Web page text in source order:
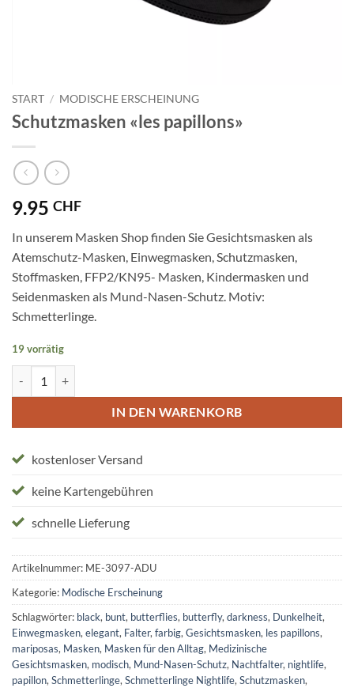
START / MODISCHE ERSCHEINUNG
Schutzmasken «les papillons»
9.95 CHF
In unserem Masken Shop finden Sie Gesichtsmasken als
Atemschutz-Masken, Einwegmasken, Schutzmasken,
Stoffmasken, FFP2/KN95- Masken, Kindermasken und
Seidenmasken als Mund-Nasen-Schutz. Motiv:
Schmetterlinge.
19 vorrätig
IN DEN WARENKORB
kostenloser Versand
keine Kartengebühren
schnelle Lieferung
Artikelnummer: ME-3097-ADU
Kategorie: Modische Erscheinung
Schlagwörter: black, bunt, butterflies, butterfly,darkness, Dunkelheit,
Einwegmasken,elegant, Falter,farbig,Gesichtsmasken, les papillons,
mariposas, Masken, Masken für den Alltag, Medizinische
Gesichtsmasken, modisch, Mund-Nasen-Schutz, Nachtfalter, nightlife,
papillon,Schmetterlinge,Schmetterlinge Nightlife,Schutzmasken,